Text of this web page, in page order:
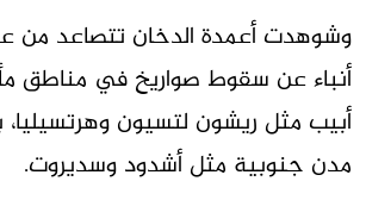
وشوهدت أعمدة الدخان تتصاعد من
أنباء عن سقوط صواريخ في مناطق
أبيب مثل ريشون لتسيون وهرتسيليا،
مدن جنوبية مثل أشدود وسديروت.